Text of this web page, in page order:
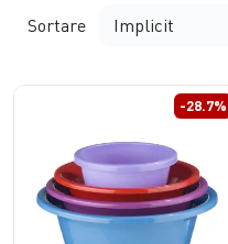
Sortare
-28.7%